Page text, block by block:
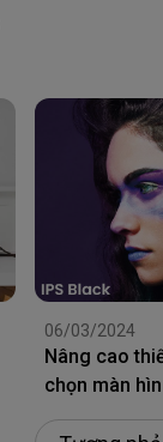
06/03/2024
Nâng cao
chọn màn